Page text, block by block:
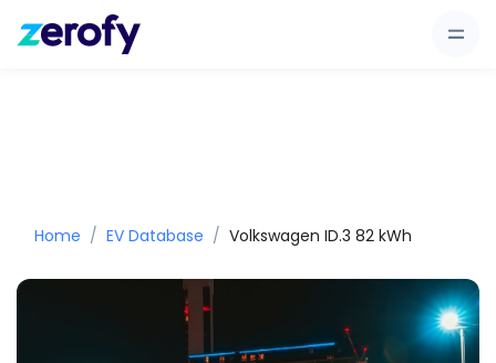
Home EV Database Volkswagen ID.3 82 kWh